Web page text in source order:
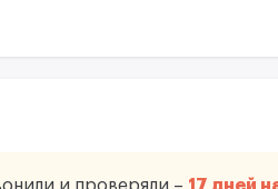
и проверяли – 17 дней